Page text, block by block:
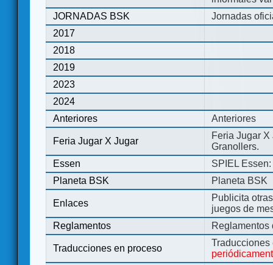
JORNADAS BSK
Jornadas
2017
2018
2019
2023
2024
Anteriores
Anteriores
Feria Jugar X Jugar
Feria Jugar
Granollers.
Essen
SPIEL
Planeta BSK
Planeta BSK
Enlaces
Publicita
juegos de
Reglamentos
Reglamentos
Traducciones en proceso